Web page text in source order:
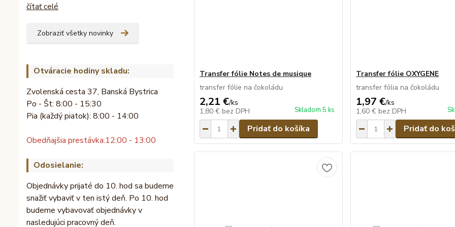
čítať celé
Zobraziť všetky novinky
Otváracie hodiny skladu:
Zvolenská cesta 37, Banská Bystrica
Po - Št: 8:00 - 15:30
Pia (každý piatok): 8:00 - 14:00
Obedňajšia prestávka:12:00 - 13:00
Odosielanie:
Objednávky prijaté do 10. hod sa budeme
snažiť vybaviť v ten istý deň. Po 10. hod
budeme vybavovať objednávky v
nasledujúci pracovný deň.
Transfer fólie Notes de musique
transfer fólie na čokoládu
2,21 €/ks
1,80 € bez DPH Skladom 5 ks
Pridať do košíka
Transfer fólie OXYGENE
transfer fólia na čokoládu
1,97 €/ks
1,60 € bez DPH
Pridať do